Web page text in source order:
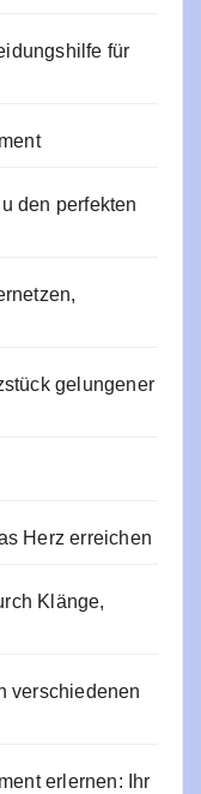
für
den perfekten
gelungener
Herz erreichen
Klänge,
verschiedenen
erlernen: Ihr